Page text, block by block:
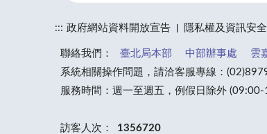
::: 政府網站資料開放宣告 隱私權及資訊安
聯絡我們： 臺北局本部 中部辦事處 雲
系統相關操作問題，請洽客服專線：
服務時間：週一至週五，例假日除外
訪客人次： 1356720